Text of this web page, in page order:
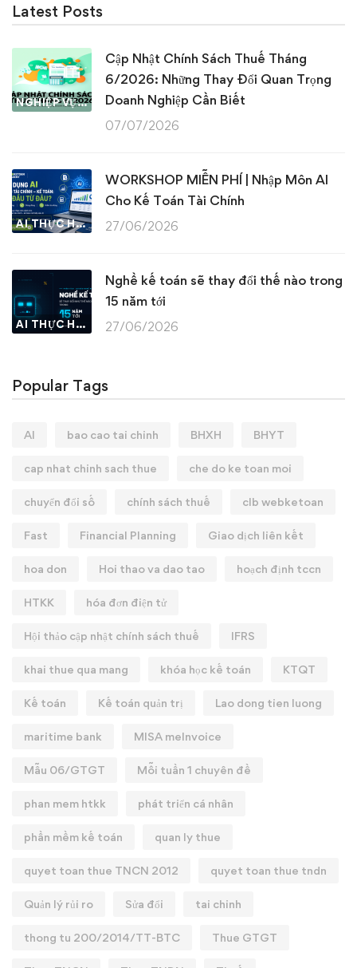
Latest Posts
NGHIỆP VỤ KẾ TOÁN & THUẾ
Cập Nhật Chính Sách Thuế Tháng
6/2026: Những Thay Đổi Quan Trọng
Doanh Nghiệp Cần Biết
07/07/2026
AI THỰC HÀNH
WORKSHOP MIỄN PHÍ | Nhập Môn AI
Cho Kế Toán Tài Chính
27/06/2026
AI THỰC HÀNH
Nghề kế toán sẽ thay đổi thế nào trong
15 năm tới
27/06/2026
Popular Tags
AI bao cao tai chinh BHXH BHYT
cap nhat chinh sach thue che do ke toan moi
chuyển đổi số chính sách thuế clb webketoan
Fast Financial Planning Giao dịch liên kết
hoa don Hoi thao va dao tao hoạch định tccn
HTKK hóa đơn điện tử
Hội thảo cập nhật chính sách thuế IFRS
khai thue qua mang khóa học kế toán KTQT
Kế toán Kế toán quản trị Lao dong tien luong
maritime bank MISA meInvoice
Mẫu 06/GTGT Mỗi tuần 1 chuyên đề
phan mem htkk phát triển cá nhân
phần mềm kế toán quan ly thue
quyet toan thue TNCN 2012 quyet toan thue tndn
Quản lý rủi ro Sửa đổi tai chinh
thong tu 200/2014/TT-BTC Thue GTGT